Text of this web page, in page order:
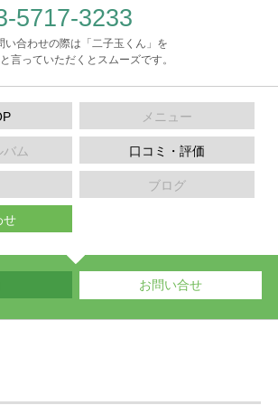
5717-3233
い合わせの際は「二子玉くん」を
言っていただくとスムーズです。
メニュー
バム 口コミ・評価
ブログ
せ
お問い合せ